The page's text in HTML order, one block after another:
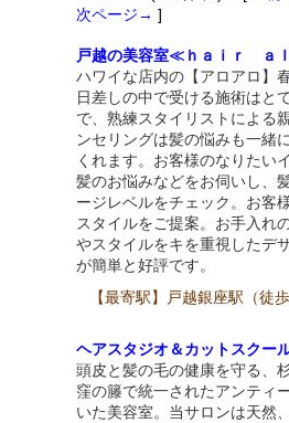
次ページ→ ]
戸越の美容室≪ｈａｉｒ ａ
ハワイな店内の【アロアロ】
日差しの中で受ける施術はと
で、熟練スタイリストによる
ンセリングは髪の悩みも一緒
くれます。お客様のなりたい
髪のお悩みなどをお伺いし、
ージレベルをチェック。お客
スタイルをご提案。お手入れ
やスタイルをキを重視したデ
が簡単と好評です。
【最寄駅】戸越銀座駅（徒
ヘアスタジオ＆カットスク
頭皮と髪の毛の健康を守る、
窪の籐で統一されたアンティ
いた美容室。当サロンは天然